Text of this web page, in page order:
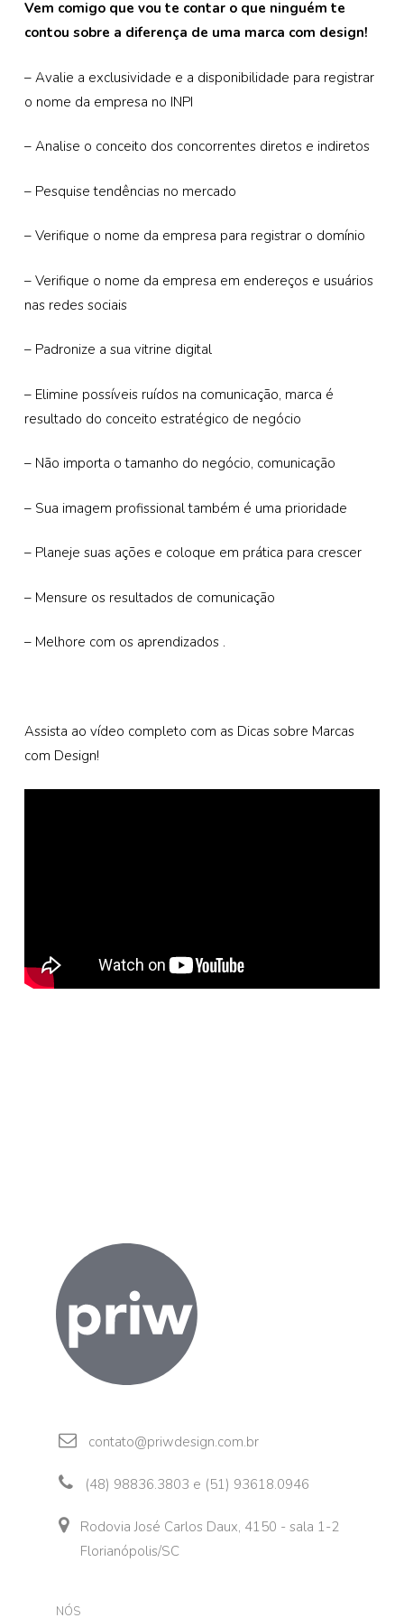
Vem comigo que vou te contar o que ninguém te
contou sobre a diferença de uma marca com design!
– Avalie a exclusividade e a disponibilidade para registrar
o nome da empresa no INPI
– Analise o conceito dos concorrentes diretos e indiretos
– Pesquise tendências no mercado
– Verifique o nome da empresa para registrar o domínio
– Verifique o nome da empresa em endereços e usuários
nas redes sociais
– Padronize a sua vitrine digital
– Elimine possíveis ruídos na comunicação, marca é
resultado do conceito estratégico de negócio
– Não importa o tamanho do negócio, comunicação
– Sua imagem profissional também é uma prioridade
– Planeje suas ações e coloque em prática para crescer
– Mensure os resultados de comunicação
– Melhore com os aprendizados .
Assista ao vídeo completo com as Dicas sobre Marcas
com Design!
contato@priwdesign.com.br
(48) 98836.3803 e (51) 93618.0946
Rodovia José Carlos Daux, 4150 - sala 1-2
Florianópolis/SC
NÓS